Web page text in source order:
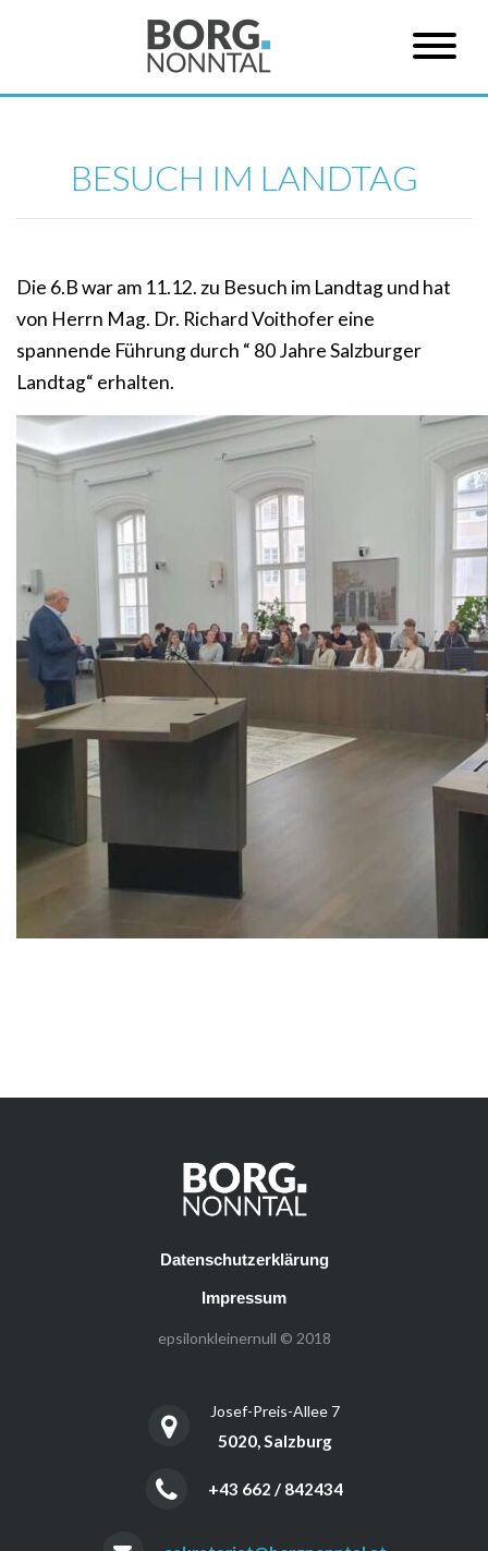
BESUCH IM LANDTAG
Die 6.B war am 11.12. zu Besuch im Landtag und hat
von Herrn Mag. Dr. Richard Voithofer eine
spannende Führung durch “ 80 Jahre Salzburger
Landtag“ erhalten.
Datenschutzerklärung
Impressum
epsilonkleinernull © 2018
Josef-Preis-Allee 7
5020, Salzburg
+43 662 / 842434